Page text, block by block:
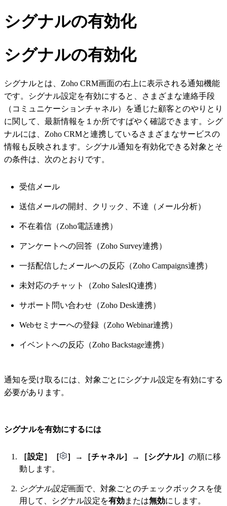
シグナルの有効化
シグナルの有効化
シグナルとは、Zoho CRM画面の右上に表示される通知機能
です。シグナル設定を有効にすると、さまざまな連絡手段
（コミュニケーションチャネル）を通じた顧客とのやりとり
に関して、最新情報を１か所ですばやく確認できます。シグ
ナルには、Zoho CRMと連携しているさまざまなサービスの
情報も反映されます。シグナル通知を有効化できる対象とそ
の条件は、次のとおりです。
受信メール
送信メールの開封、クリック、不達（メール分析）
不在着信（Zoho電話連携）
アンケートへの回答（Zoho Survey連携）
一括配信したメールへの反応（Zoho Campaigns連携）
未対応のチャット（Zoho SalesIQ連携）
サポート問い合わせ（Zoho Desk連携）
Webセミナーへの登録（Zoho Webinar連携）
イベントへの反応（Zoho Backstage連携）
通知を受け取るには、対象ごとにシグナル設定を有効にする
必要があります。
シグナルを有効にするには
［設定］［ ］ → ［チャネル］ → ［シグナル］ の順に移
動します。
シグナル設定画面で、対象ごとのチェックボックスを使
用して、シグナル設定を有効または無効にします。